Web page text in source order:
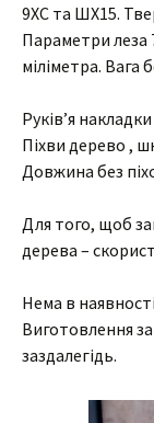
9ХС та ШХ15.
Параметри леза
міліметра. Вага
Руків’я
Піхви дерево ,
Довжина без
Для того, щоб
дерева –
Нема в
Виготовлення
заздалегідь.